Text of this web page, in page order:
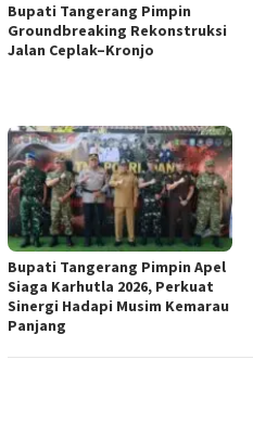
Bupati Tangerang Pimpin
Groundbreaking Rekonstruksi
Jalan Ceplak–Kronjo
Bupati Tangerang Pimpin Apel
Siaga Karhutla 2026, Perkuat
Sinergi Hadapi Musim Kemarau
Panjang